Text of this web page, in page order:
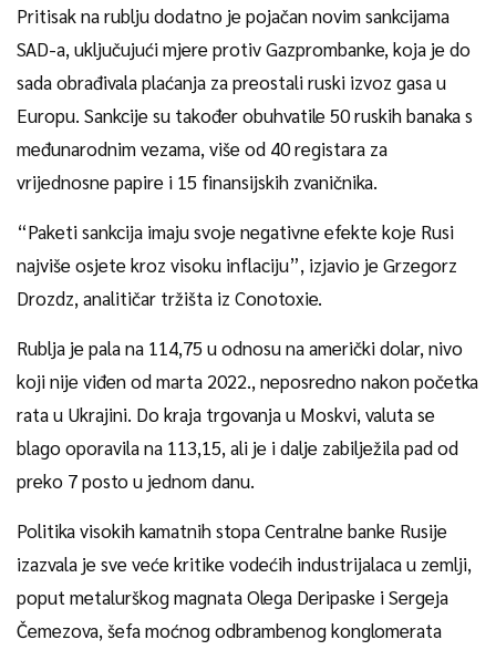
Pritisak na rublju dodatno je pojačan novim sankcijama
SAD-a, uključujući mjere protiv Gazprombanke, koja je do
sada obrađivala plaćanja za preostali ruski izvoz gasa u
Europu. Sankcije su također obuhvatile 50 ruskih banaka s
međunarodnim vezama, više od 40 registara za
vrijednosne papire i 15 finansijskih zvaničnika.
“Paketi sankcija imaju svoje negativne efekte koje Rusi
najviše osjete kroz visoku inflaciju”, izjavio je Grzegorz
Drozdz, analitičar tržišta iz Conotoxie.
Rublja je pala na 114,75 u odnosu na američki dolar, nivo
koji nije viđen od marta 2022., neposredno nakon početka
rata u Ukrajini. Do kraja trgovanja u Moskvi, valuta se
blago oporavila na 113,15, ali je i dalje zabilježila pad od
preko 7 posto u jednom danu.
Politika visokih kamatnih stopa Centralne banke Rusije
izazvala je sve veće kritike vodećih industrijalaca u zemlji,
poput metalurškog magnata Olega Deripaske i Sergeja
Čemezova, šefa moćnog odbrambenog konglomerata